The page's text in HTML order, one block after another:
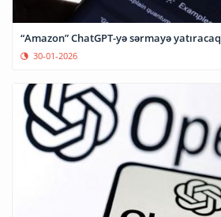
“Amazon” ChatGPT-yə sərmayə yatıracaq
30-01-2026